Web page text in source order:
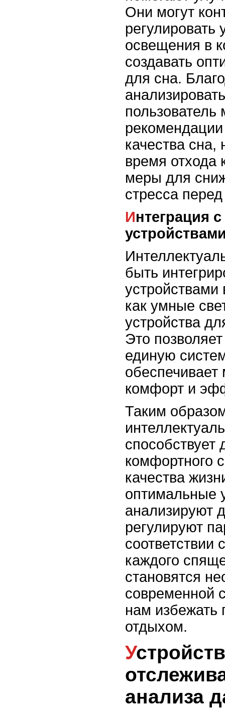
Они могут
освещения в
создавать
для сна.
пользователь
качества
время отхода
меры для
стресса
Интеграция с другими
быть
устройствами
как умные
устройства
Это
единую
комфорт и
Таким
способствует
комфортного
качества
оптимальные
анализируют
регулируют
соответствии
каждого
становятся
современной
нам избежать
отдыхом.
Устройства для
анализа